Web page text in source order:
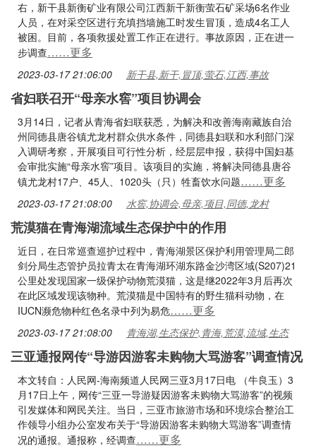
右，新干县新衡矿业有限公司江西新干新衡萤石矿采场6名作业
人员，在对采空区进行充填挡墙施工时发生冒顶，造成4名工人
被困。目前，各项救援处置工作正在进行。事故原因，正在进一
步调查……更多
2023-03-17 21:06:00 新干县,新干,冒顶,萤石,江西,事故
省妇联召开“母亲水窖”项目协调会
3月14日，记者从青海省妇联获悉，为解决和改善海南藏族自治
州同德县唐谷镇尤龙村群众供水条件，同德县妇联和水利部门深
入调研考察，开展项目可行性分析，经层层申报，获得中国妇基
会审批实施“母亲水窖”项目。该项目的实施，将解决同德县唐谷
镇尤龙村17户、45人、1020头（只）牲畜饮水问题……更多
2023-03-17 21:08:00 水窖,协调会,母亲,项目,同德,龙村
荒漠猫在青海湖流域生态保护中的作用
近日，在日常巡查巡护过程中，青海湖景区保护利用管理局二郎
剑分局生态管护员拉青太在青海湖环湖东路金沙湾区域(S207)21
公里处发现国家一级保护动物荒漠猫，这是继2022年3月后再次
在此区域发现该物种。荒漠猫是中国特有的野生猫科动物，在
IUCN濒危物种红色名录中列为易危……更多
2023-03-17 21:08:00 青海湖,生态保护,青海,荒漠,流域,生态
三亚通报网传“导游因游客未购物大骂游客”调查情况
本文转自：人民网-海南频道人民网三亚3月17日电 （牛良玉）3
月17日上午，网传“三亚一导游疑因游客未购物大骂游客”的视频
引发媒体和网民关注。当日，三亚市旅游市场和环境综合整治工
作领导小组办公室发布关于“导游因游客未购物大骂游客”调查情
况的通报。通报称，经调查……更多